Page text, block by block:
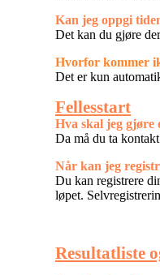
Kan jeg oppgi
Det kan du gjøre
Hvorfor kommer
Det er kun
Fellesstart
Hva skal jeg gjøre
Da må du ta
Når kan jeg
Du kan registrere
løpet.
Resultatliste